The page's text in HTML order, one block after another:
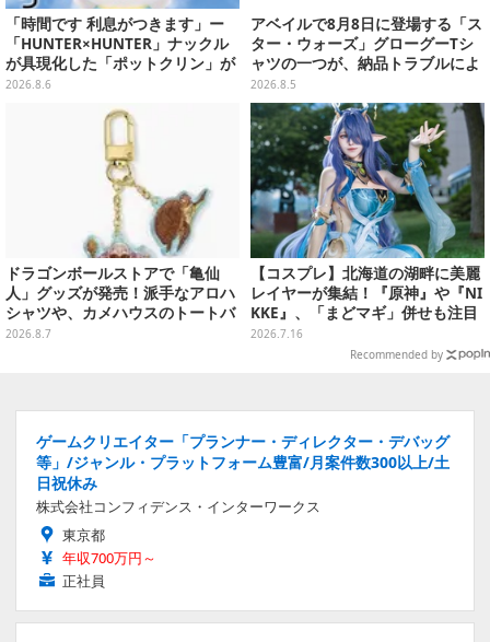
「時間です 利息がつきます」ー
「HUNTER×HUNTER」ナックル
が具現化した「ポットクリン」が
貯金箱としてプライズ展開
2026.8.6
アベイルで8月8日に登場する「ス
ター・ウォーズ」グローグーTシ
ャツの一つが、納品トラブルによ
り販売日変更へ
2026.8.5
ドラゴンボールストアで「亀仙
人」グッズが発売！派手なアロハ
シャツや、カメハウスのトートバ
ッグなど夏らしいアイテムがズラ
2026.8.7
【コスプレ】北海道の湖畔に美麗
レイヤーが集結！『原神』や『NI
KKE』、「まどマギ」併せも注目
の美女たち11選【写真51枚】
2026.7.16
Recommended by
ゲームクリエイター「プランナー・ディレクター・デバッグ
等」/ジャンル・プラットフォーム豊富/月案件数300以上/土
日祝休み
株式会社コンフィデンス・インターワークス
東京都
年収700万円～
正社員